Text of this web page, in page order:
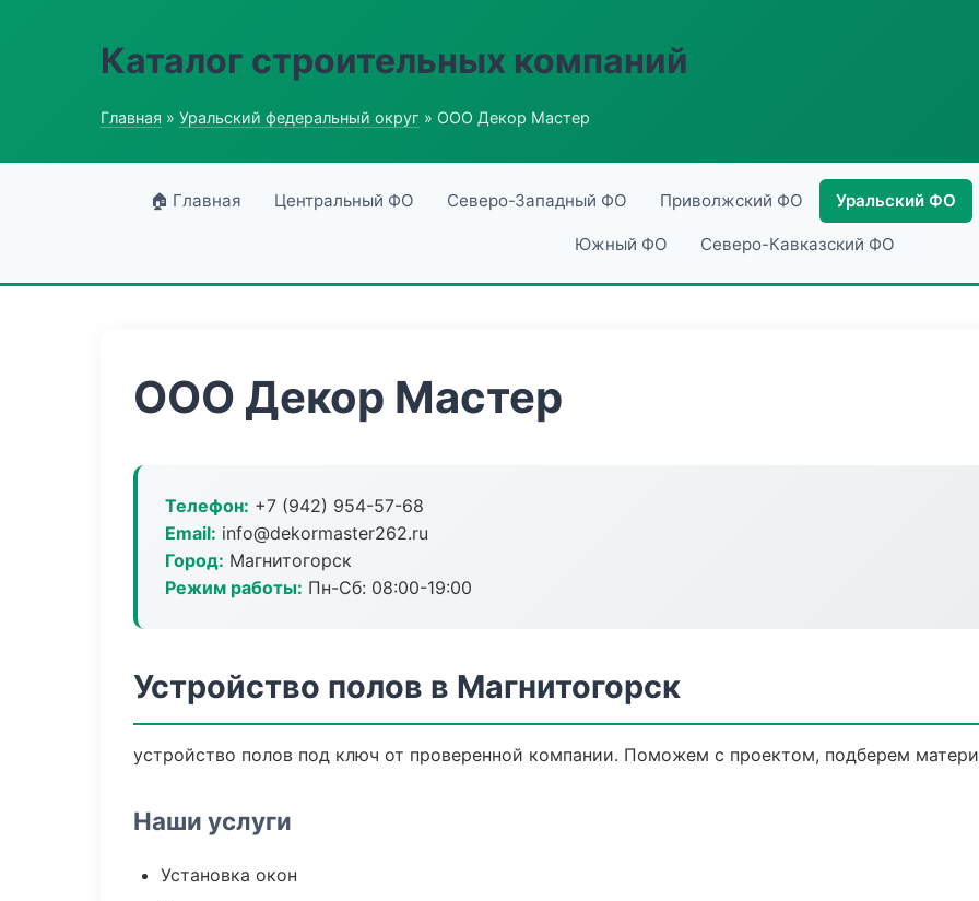
Каталог строительных компаний
Главная » Уральский федеральный округ » ООО Декор Мастер
🏠 Главная Центральный ФО Северо-Западный ФО Приволжский ФО Уральский ФО
Южный ФО Северо-Кавказский ФО
ООО Декор Мастер
Телефон: +7 (942) 954-57-68
Email: info@dekormaster262.ru
Город: Магнитогорск
Режим работы: Пн-Сб: 08:00-19:00
Устройство полов в Магнитогорск
устройство полов под ключ от проверенной компании. Поможем с проектом, подберем
Наши услуги
Установка окон